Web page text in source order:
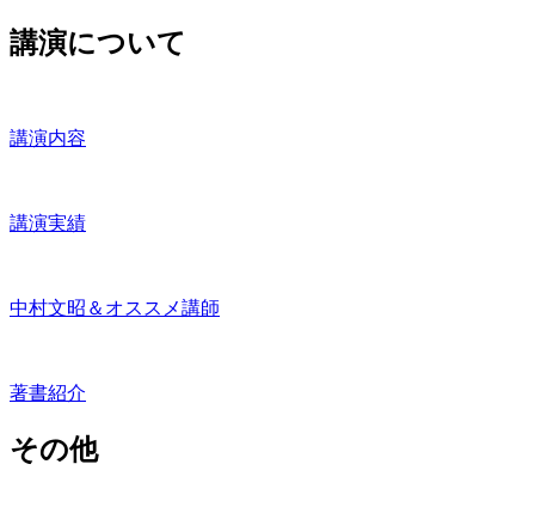
講演について
講演内容
講演実績
中村文昭＆オススメ講師
著書紹介
その他